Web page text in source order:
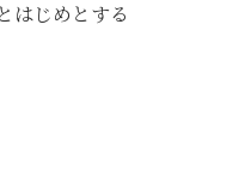
はじめとする